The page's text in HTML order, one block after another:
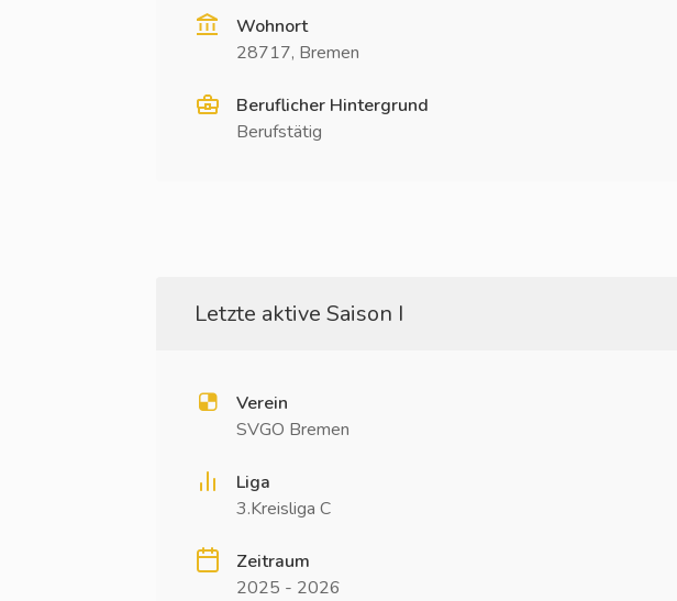
Wohnort
28717, Bremen
Beruflicher Hintergrund
Berufstätig
Letzte aktive Saison I
Verein
SVGO Bremen
Liga
3.Kreisliga C
Zeitraum
2025 - 2026